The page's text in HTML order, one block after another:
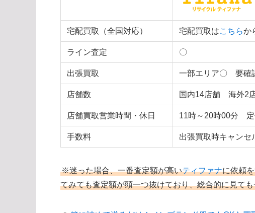
宅配買取（全国対応） 宅配買取はこちらか
ライン査定 〇
出張買取 一部エリア〇 要確
店舗数 国内14店舗 海外2
店舗買取営業時間・休日 11時～20時00分 定
手数料 出張買取時キャンセ
※迷った場合、一番査定額が高いティファナに依頼
てみても査定額が頭一つ抜けており、総合的に見て